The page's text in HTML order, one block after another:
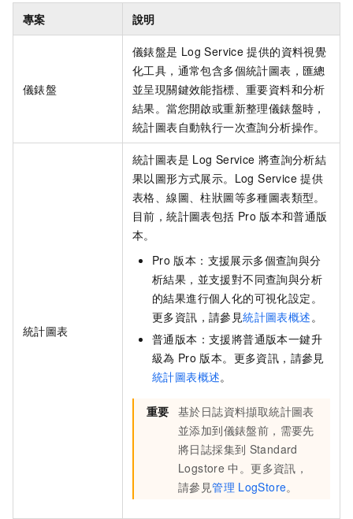
專案 說明
儀錶盤
儀錶盤是 Log Service 提供的資料視覺
化工具，通常包含多個統計圖表，匯總
並呈現關鍵效能指標、重要資料和分析
結果。當您開啟或重新整理儀錶盤時，
統計圖表自動執行一次查詢分析操作。
統計圖表
統計圖表是 Log Service 將查詢分析結
果以圖形方式展示。Log Service 提供
表格、線圖、柱狀圖等多種圖表類型。
目前，統計圖表包括 Pro 版本和普通版
本。
Pro 版本：支援展示多個查詢與分
析結果，並支援對不同查詢與分析
的結果進行個人化的可視化設定。
更多資訊，請參見統計圖表概述。
普通版本：支援將普通版本一鍵升
級為 Pro 版本。更多資訊，請參見
統計圖表概述。
重要 基於日誌資料擷取統計圖表
並添加到儀錶盤前，需要先
將日誌採集到 Standard
Logstore 中。更多資訊，
請參見管理 LogStore。